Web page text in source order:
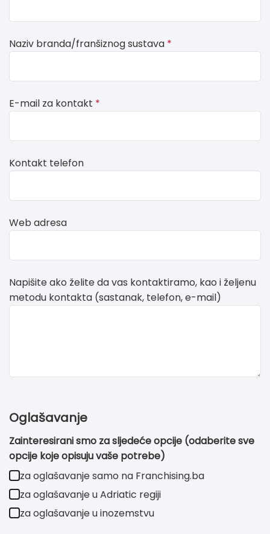
Naziv branda/franšiznog sustava *
E-mail za kontakt *
Kontakt telefon
Web adresa
Napišite ako želite da vas kontaktiramo, kao i željenu
metodu kontakta (sastanak, telefon, e-mail)
Oglašavanje
Zainteresirani smo za sljedeće opcije (odaberite sve
opcije koje opisuju vaše potrebe)
za oglašavanje samo na Franchising.ba
za oglašavanje u Adriatic regiji
za oglašavanje u inozemstvu
leave
form
blank